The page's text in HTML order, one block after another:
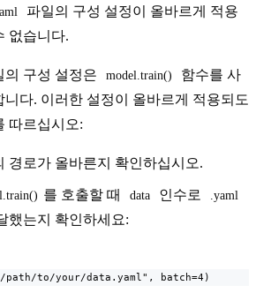
파일의 구성 설정이 올바르게 적용
없습니다.
의 구성 설정은 model.train()
함수를 사
다. 이러한 설정이 올바르게 적용되도
따르십시오:
경로가 올바른지 확인하십시오.
를 호출할 때 data 인수로 .yaml
했는지 확인하세요:
path/to/your/data.yaml", batch=4)